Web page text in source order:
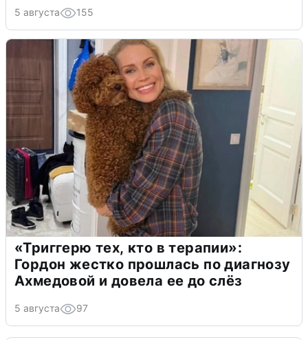
5 августа 155
«Триггерю тех, кто в терапии»:
Гордон жестко прошлась по диагнозу
Ахмедовой и довела ее до слёз
5 августа 97